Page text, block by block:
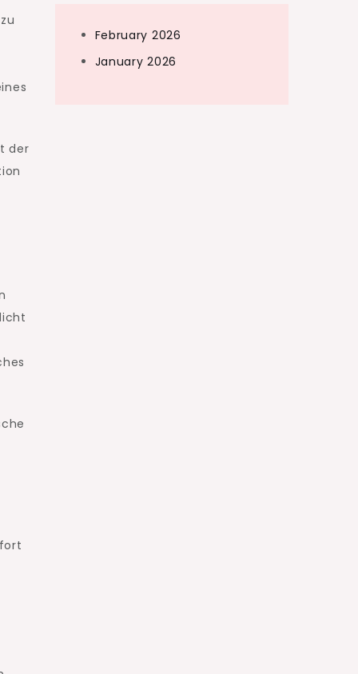
der
February 2026
January 2026